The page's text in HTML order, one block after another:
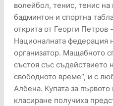
волейбол, тенис, тенис на
бадминтон и спортна
открита от Георги Петров
Националната федерация
организатор. Мащабното
състоя със съдействието
свободното време“, и с
Албена. Купата за
класиране получиха